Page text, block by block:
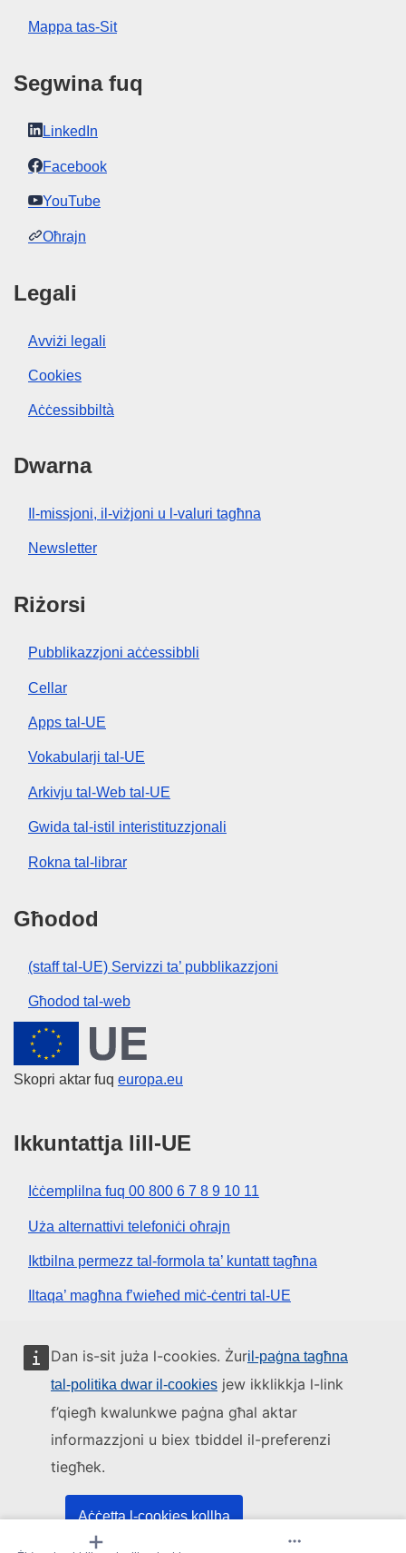
Dan is-sit juża l-cookies. Żuril-paġna tagħna
tal-politika dwar il-cookies jew ikklikkja l-link
f’qiegħ kwalunkwe paġna għal aktar
informazzjoni u biex tbiddel il-preferenzi
tiegħek.
Aċċetta l-cookies kollha
Mappa tas-Sit
Segwina fuq
LinkedIn
Facebook
YouTube
Oħrajn
Legali
Avviżi legali
Cookies
Aċċessibbiltà
Dwarna
Il-missjoni, il-viżjoni u l-valuri tagħna
Newsletter
Riżorsi
Pubblikazzjoni aċċessibbli
Cellar
Apps tal-UE
Vokabularji tal-UE
Arkivju tal-Web tal-UE
Gwida tal-istil interistituzzjonali
Rokna tal-librar
Għodod
(staff tal-UE) Servizzi ta’ pubblikazzjoni
Għodod tal-web
Unjoni Ewropea
Skopri aktar fuq europa.eu
Ikkuntattja lill-UE
Iċċemplilna fuq 00 800 6 7 8 9 10 11
Uża alternattivi telefoniċi oħrajn
Iktbilna permezz tal-formola ta’ kuntatt tagħna
Iltaqa’ magħna f’wieħed miċ-ċentri tal-UE
Media soċjali
L-istituzzjonijiet u l-korpi tal-UE